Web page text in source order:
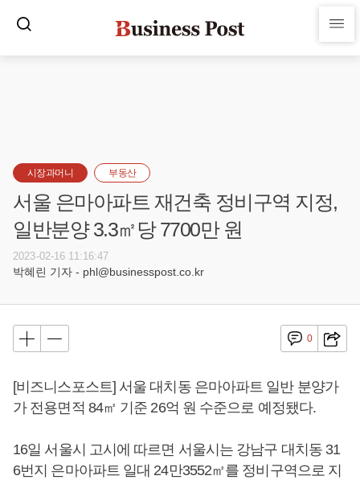
시장과머니 부동산
서울 은마아파트 재건축 정비구역 지정,
일반분양 3.3㎡당 7700만 원
2023-02-16 11:16:47
박혜린 기자 - phl@businesspost.co.kr
0
[비즈니스포스트] 서울 대치동 은마아파트 일반 분양가
가 전용면적 84㎡ 기준 26억 원 수준으로 예정됐다.
16일 서울시 고시에 따르면 서울시는 강남구 대치동 31
6번지 은마아파트 일대 24만3552㎡를 정비구역으로 지